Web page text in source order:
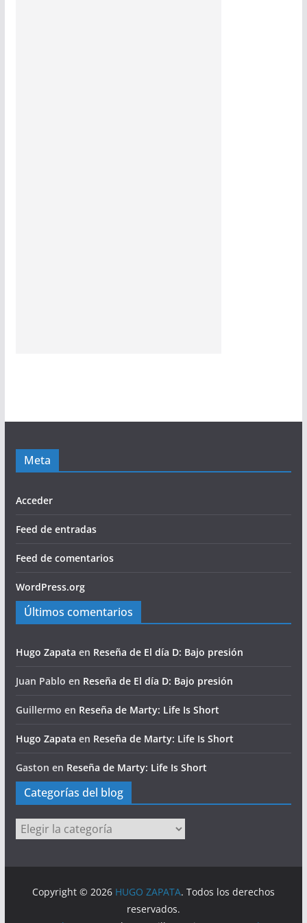
Meta
Acceder
Feed de entradas
Feed de comentarios
WordPress.org
Últimos comentarios
Hugo Zapata en Reseña de El día D: Bajo presión
Juan Pablo en Reseña de El día D: Bajo presión
Guillermo en Reseña de Marty: Life Is Short
Hugo Zapata en Reseña de Marty: Life Is Short
Gaston en Reseña de Marty: Life Is Short
Categorías del blog
Categorías
del
Copyright © 2026 HUGO ZAPATA. Todos los derechos
reservados.